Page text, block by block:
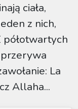
ciała,
z nich,
półotwartych
przerywa
La
Allaha...